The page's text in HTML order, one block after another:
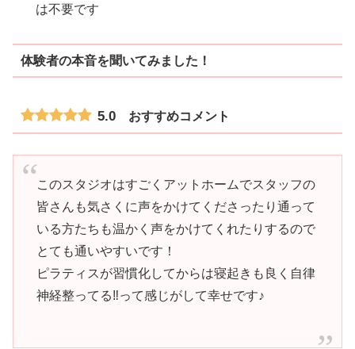
は不要です
体験者の本音を聞いてみました！
5.0おすすめコメント
このスタジオはすごくアットホームでスタッフの
皆さんも気さくに声をかけてくださったり通って
いる方たちも温かく声をかけてくれたりするので
とても通いやすいです！
ピラティスが習慣化してからは寝起きも良く自律
神経整ってる‼️って感じがして幸せです♪